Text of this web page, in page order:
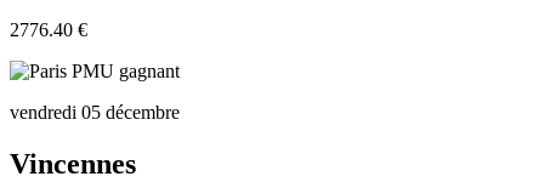
2776.40 €
vendredi 05 décembre
Vincennes